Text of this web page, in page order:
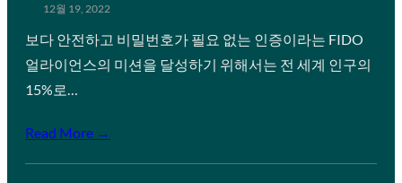
12월 19, 2022
보다 안전하고 비밀번호가 필요 없는 인증이라는 FIDO
얼라이언스의 미션을 달성하기 위해서는 전 세계 인구의
15%로…
Read More →